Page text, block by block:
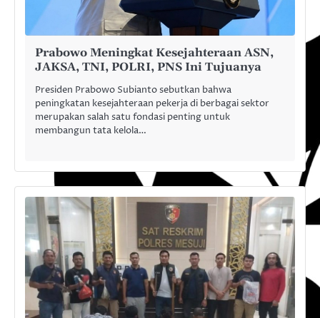
Prabowo Meningkat Kesejahteraan ASN,
JAKSA, TNI, POLRI, PNS Ini Tujuanya
Presiden Prabowo Subianto sebutkan bahwa
peningkatan kesejahteraan pekerja di berbagai sektor
merupakan salah satu fondasi penting untuk
membangun tata kelola…